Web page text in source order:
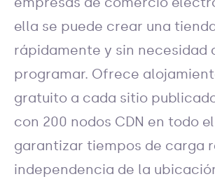
ella se puede crear una
rápidamente y sin necesidad
programar. Ofrece
gratuito a cada sitio
con 200 nodos CDN en todo
garantizar tiempos de carga
independencia de la